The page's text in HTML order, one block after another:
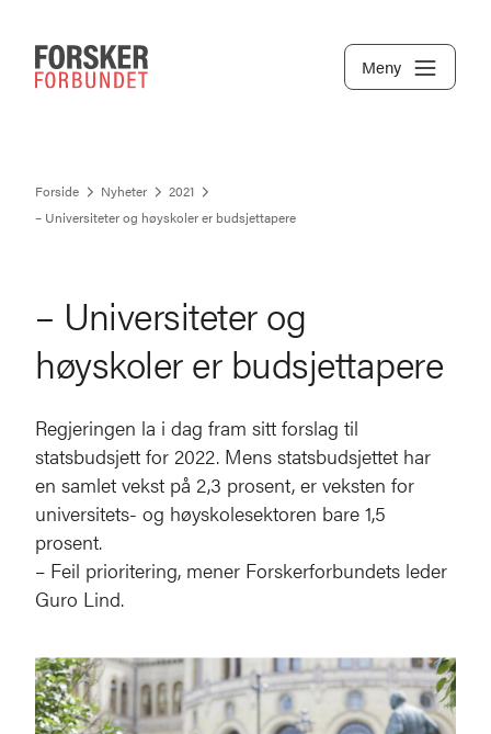
Meny
Forside Nyheter
2021
– Universiteter og høyskoler er budsjettapere
– Universiteter og
høyskoler er budsjettapere
Regjeringen la i dag fram sitt forslag til
statsbudsjett for 2022. Mens statsbudsjettet har
en samlet vekst på 2,3 prosent, er veksten for
universitets- og høyskolesektoren bare 1,5
prosent.
– Feil prioritering, mener Forskerforbundets leder
Guro Lind.